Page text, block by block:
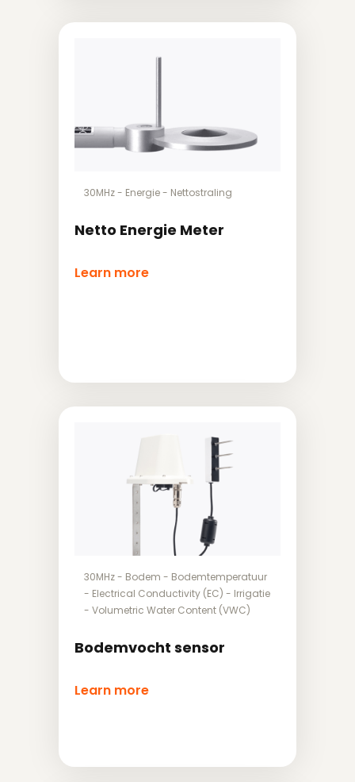
30MHz- Energie- Nettostraling
Netto Energie Meter
Learn more
30MHz- Bodem - Bodemtemperatuur
- Electrical Conductivity (EC) - Irrigatie
- Volumetric Water Content (VWC)
Bodemvocht sensor
Learn more